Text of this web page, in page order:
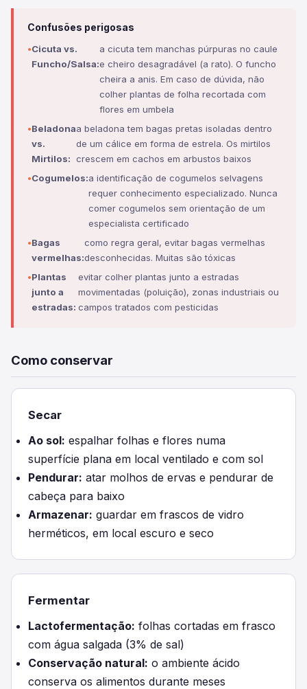
Confusões perigosas
Cicuta vs.
Funcho/Salsa:
a cicuta tem manchas púrpuras no caule
e cheiro desagradável (a rato). O funcho
cheira a anis. Em caso de dúvida, não
colher plantas de folha recortada com
flores em umbela
Beladona
vs.
Mirtilos:
a beladona tem bagas pretas isoladas dentro
de um cálice em forma de estrela. Os mirtilos
crescem em cachos em arbustos baixos
Cogumelos:a identificação de cogumelos selvagens
requer conhecimento especializado. Nunca
comer cogumelos sem orientação de um
especialista certificado
Bagas
vermelhas:
como regra geral, evitar bagas vermelhas
desconhecidas. Muitas são tóxicas
Plantas
junto a
estradas:
evitar colher plantas junto a estradas
movimentadas (poluição), zonas industriais ou
campos tratados com pesticidas
Como conservar
Secar
Ao sol: espalhar folhas e flores numa
superfície plana em local ventilado e com sol
Pendurar: atar molhos de ervas e pendurar de
cabeça para baixo
Armazenar: guardar em frascos de vidro
herméticos, em local escuro e seco
Fermentar
Lactofermentação: folhas cortadas em frasco
com água salgada (3% de sal)
Conservação natural: o ambiente ácido
conserva os alimentos durante meses